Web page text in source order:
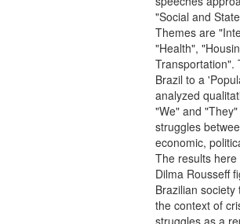
"Social and
Themes are
"Health",
Transportation".
Brazil to a
analyzed
"We" and "They"
struggles
economic,
The results
Dilma Rousseff
Brazilian
the context of
struggles as a